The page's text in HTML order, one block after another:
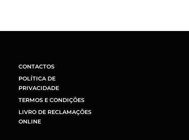
CONTACTOS
POLÍTICA DE
PRIVACIDADE
TERMOS E CONDIÇÕES
LIVRO DE RECLAMAÇÕES
ONLINE